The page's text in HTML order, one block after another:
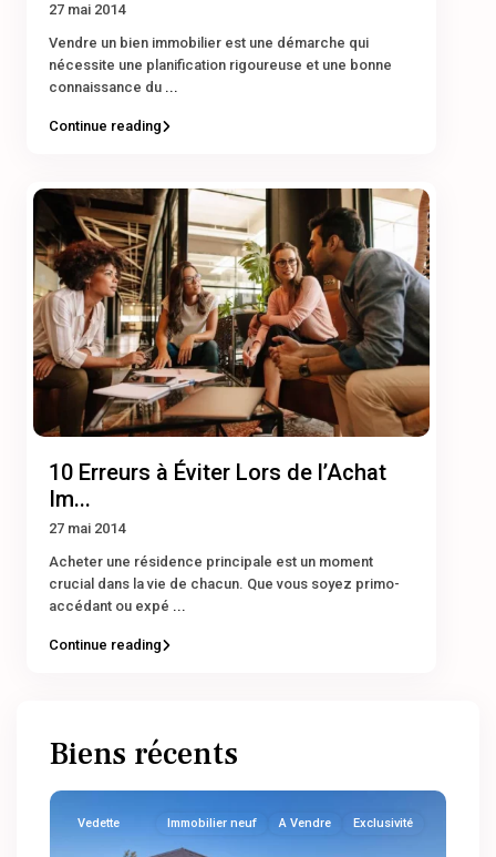
27 mai 2014
Vendre un bien immobilier est une démarche qui
nécessite une planification rigoureuse et une bonne
connaissance du ...
Continue reading
10 Erreurs à Éviter Lors de l’Achat
Im...
27 mai 2014
Acheter une résidence principale est un moment
crucial dans la vie de chacun. Que vous soyez primo-
accédant ou expé ...
Continue reading
Biens récents
Vedette Immobilier neuf A Vendre Exclusivité